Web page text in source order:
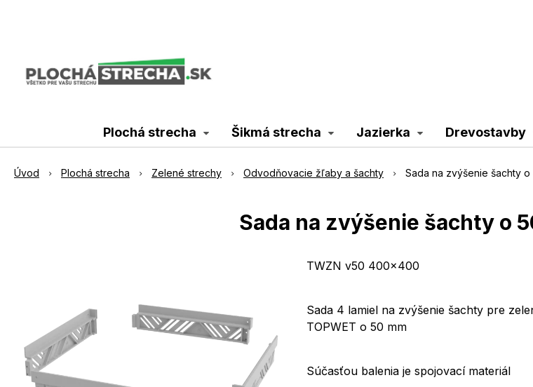
Plochá strecha Šikmá strecha Jazierka Drevostavby
Úvod Plochá strecha Zelené strechy Odvodňovacie žľaby a šachty Sada na zvýšenie šachty
Sada na zvýšenie šachty o
TWZN v50 400x400
Sada 4 lamiel na zvýšenie šachty pre
TOPWET o 50 mm
Súčasťou balenia je spojovací materiál